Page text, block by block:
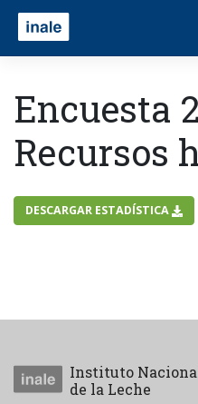
Encuesta
Recursos
DESCARGAR ESTADÍSTICA
Instituto
de la Leche